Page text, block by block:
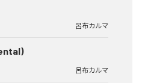
呂布カルマ
呂布カルマ